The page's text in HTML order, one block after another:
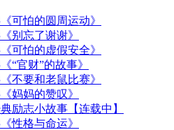
可怕的圆周运动》
别忘了谢谢》
可怕的虚假安全》
“官财”的故事》
不要和老鼠比赛》
妈妈的赞叹》
励志小故事【连载中】
性格与命运》